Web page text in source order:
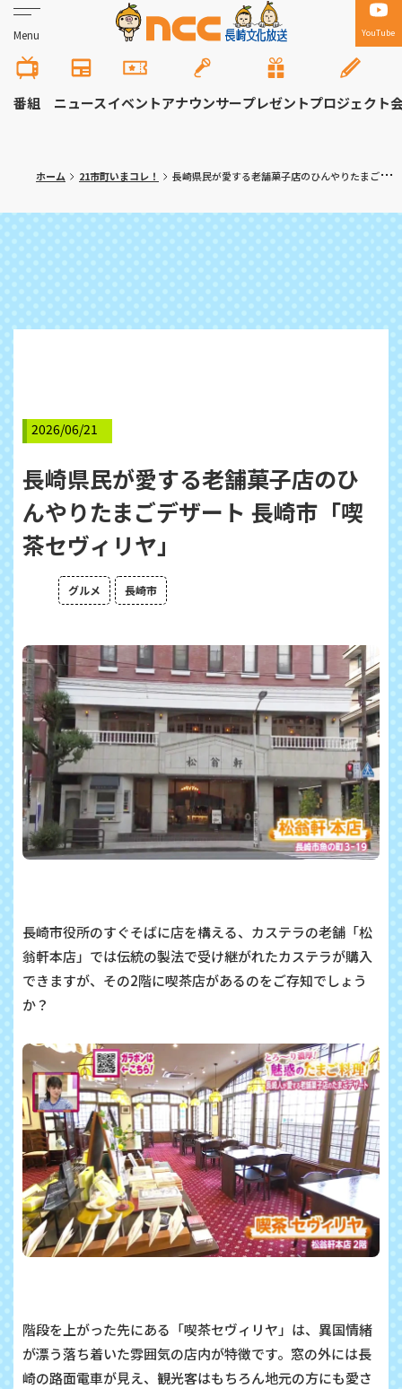
Menu YouTube
番組 ニュースイベントアナウンサープレゼントプロジェクト
ホーム 21市町いまコレ！ 長崎県民が愛する老舗菓子店のひんやりたまごデザート 長崎市「喫茶セヴィリヤ」
2026/06/21
長崎県民が愛する老舗菓子店のひ
んやりたまごデザート 長崎市「喫
茶セヴィリヤ」
グルメ 長崎市
長崎市役所のすぐそばに店を構える、カステラの老舗「松
翁軒本店」では伝統の製法で受け継がれたカステラが購入
できますが、その2階に喫茶店があるのをご存知でしょう
か？
階段を上がった先にある「喫茶セヴィリヤ」は、異国情緒
が漂う落ち着いた雰囲気の店内が特徴です。窓の外には長
崎の路面電車が見え、観光客はもちろん地元の方にも愛さ